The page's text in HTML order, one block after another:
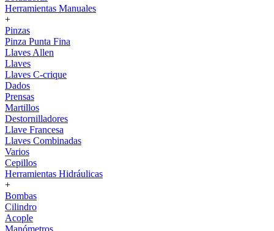
Herramientas Manuales
+
Pinzas
Pinza Punta Fina
Llaves Allen
Llaves
Llaves C-crique
Dados
Prensas
Martillos
Destornilladores
Llave Francesa
Llaves Combinadas
Varios
Cepillos
Herramientas Hidráulicas
+
Bombas
Cilindro
Acople
Manómetros